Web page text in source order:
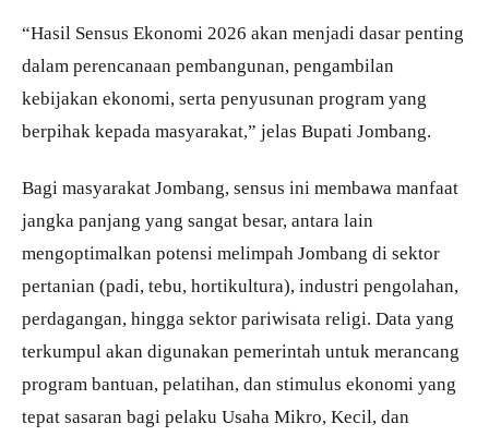
“Hasil Sensus Ekonomi 2026 akan menjadi dasar penting
dalam perencanaan pembangunan, pengambilan
kebijakan ekonomi, serta penyusunan program yang
berpihak kepada masyarakat,” jelas Bupati Jombang.
Bagi masyarakat Jombang, sensus ini membawa manfaat
jangka panjang yang sangat besar, antara lain
mengoptimalkan potensi melimpah Jombang di sektor
pertanian (padi, tebu, hortikultura), industri pengolahan,
perdagangan, hingga sektor pariwisata religi. Data yang
terkumpul akan digunakan pemerintah untuk merancang
program bantuan, pelatihan, dan stimulus ekonomi yang
tepat sasaran bagi pelaku Usaha Mikro, Kecil, dan